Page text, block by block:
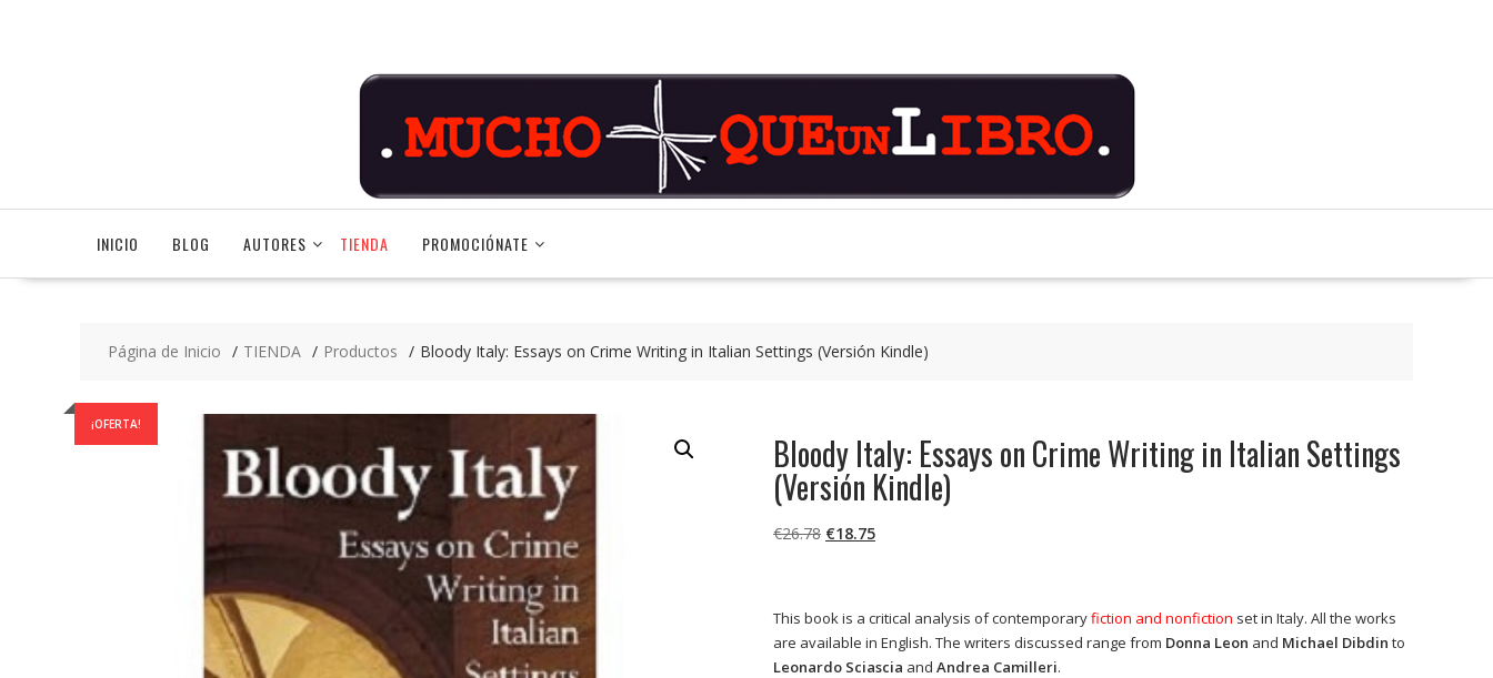
INICIO BLOG AUTORES TIENDA PROMOCIÓNATE
Página de Inicio TIENDA Productos Bloody Italy: Essays on Crime Writing in Italian Settings (Versión Kindle)
¡OFERTA!
Bloody Italy: Essays on Crime Writing in Italian Settings
(Versión Kindle)
€26.78 El
€26.78.
€18.75El
€18.75.
This book is a critical analysis of contemporaryfiction and nonfiction set in Italy. All the works
are available in English. The writers discussed range from Donna Leon and Michael Dibdin to
Leonardo Sciascia and Andrea Camilleri.